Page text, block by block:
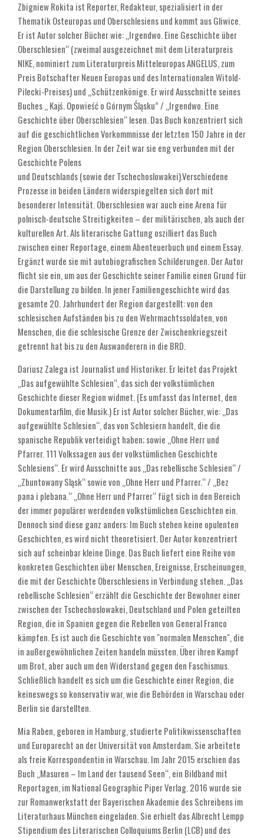
Zbigniew Rokita ist Reporter, Redakteur, spezialisiert in der
Thematik Osteuropas und Oberschlesiens und kommt aus Gliwice.
Er ist Autor solcher Bücher wie: „Irgendwo. Eine Geschichte über
Oberschlesien“ (zweimal ausgezeichnet mit dem Literaturpreis
NIKE, nominiert zum Literaturpreis Mitteleuropas ANGELUS, zum
Preis Botschafter Neuen Europas und des Internationalen Witold-
Pilecki-Preises) und „Schützenkönige. Er wird Ausschnitte seines
Buches „ Kajś. Opowieść o Górnym Śląsku” / „Irgendwo. Eine
Geschichte über Oberschlesien“ lesen. Das Buch konzentriert sich
auf die geschichtlichen Vorkommnisse der letzten 150 Jahre in der
Region Oberschlesien. In der Zeit war sie eng verbunden mit der
Geschichte Polens
und Deutschlands (sowie der Tschechoslowakei).Verschiedene
Prozesse in beiden Ländern widerspiegelten sich dort mit
besonderer Intensität. Oberschlesien war auch eine Arena für
polnisch-deutsche Streitigkeiten – der militärischen, als auch der
kulturellen Art. Als literarische Gattung oszilliert das Buch
zwischen einer Reportage, einem Abenteuerbuch und einem Essay.
Ergänzt wurde sie mit autobiografischen Schilderungen. Der Autor
flicht sie ein, um aus der Geschichte seiner Familie einen Grund für
die Darstellung zu bilden. In jener Familiengeschichte wird das
gesamte 20. Jahrhundert der Region dargestellt: von den
schlesischen Aufständen bis zu den Wehrmachtssoldaten, von
Menschen, die die schlesische Grenze der Zwischenkriegszeit
getrennt hat bis zu den Auswanderern in die BRD.
Dariusz Zalega ist Journalist und Historiker. Er leitet das Projekt
„Das aufgewühlte Schlesien“, das sich der volkstümlichen
Geschichte dieser Region widmet. (Es umfasst das Internet, den
Dokumentarfilm, die Musik.) Er ist Autor solcher Bücher, wie: „Das
aufgewühlte Schlesien“, das von Schlesiern handelt, die die
spanische Republik verteidigt haben; sowie „Ohne Herr und
Pfarrer. 111 Volkssagen aus der volkstümlichen Geschichte
Schlesiens“. Er wird Ausschnitte aus „Das rebellische Schlesien“ /
„Zbuntowany Sląsk“ sowie von „Ohne Herr und Pfarrer.“ / „Bez
pana i plebana.“ „Ohne Herr und Pfarrer“ fügt sich in den Bereich
der immer populärer werdenden volkstümlichen Geschichten ein.
Dennoch sind diese ganz anders: Im Buch stehen keine opulenten
Geschichten, es wird nicht theoretisiert. Der Autor konzentriert
sich auf scheinbar kleine Dinge. Das Buch liefert eine Reihe von
konkreten Geschichten über Menschen, Ereignisse, Erscheinungen,
die mit der Geschichte Oberschlesiens in Verbindung stehen. „Das
rebellische Schlesien“ erzählt die Geschichte der Bewohner einer
zwischen der Tschechoslowakei, Deutschland und Polen geteilten
Region, die in Spanien gegen die Rebellen von General Franco
kämpfen. Es ist auch die Geschichte von "normalen Menschen", die
in außergewöhnlichen Zeiten handeln müssten. Über ihren Kampf
um Brot, aber auch um den Widerstand gegen den Faschismus.
Schließlich handelt es sich um die Geschichte einer Region, die
keineswegs so konservativ war, wie die Behörden in Warschau oder
Berlin sie darstellten.
Mia Raben, geboren in Hamburg, studierte Politikwissenschaften
und Europarecht an der Universität von Amsterdam. Sie arbeitete
als freie Korrespondentin in Warschau. Im Jahr 2015 erschien das
Buch „Masuren – Im Land der tausend Seen“, ein Bildband mit
Reportagen, im National Geographic Piper Verlag. 2016 wurde sie
zur Romanwerkstatt der Bayerischen Akademie des Schreibens im
Literaturhaus München eingeladen. Sie erhielt das Albrecht Lempp
Stipendium des Literarischen Colloquiums Berlin (LCB) und des